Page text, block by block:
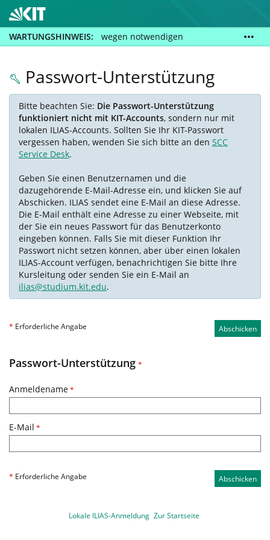
WARTUNGSHINWEIS:
wegen notwendigen
Wartungsarbeiten steht Ihnen diese Plattform am
19:15 Uhr nicht zur Verfügung!
Passwort-Unterstützung
Bitte beachten Sie: Die Passwort-Unterstützung
funktioniert nicht mit KIT-Accounts, sondern nur mit
lokalen ILIAS-Accounts. Sollten Sie Ihr KIT-Passwort
vergessen haben, wenden Sie sich bitte an den SCC
Service Desk.
Geben Sie einen Benutzernamen und die
dazugehörende E-Mail-Adresse ein, und klicken Sie auf
Abschicken. ILIAS sendet eine E-Mail an diese Adresse.
Die E-Mail enthält eine Adresse zu einer Webseite, mit
der Sie ein neues Passwort für das Benutzerkonto
eingeben können. Falls Sie mit dieser Funktion Ihr
Passwort nicht setzen können, aber über einen lokalen
ILIAS-Account verfügen, benachrichtigen Sie bitte Ihre
Kursleitung oder senden Sie ein E-Mail an
ilias@studium.kit.edu.
Abschicken
* Erforderliche Angabe
Passwort-Unterstützung *
Anmeldename*
E-Mail *
* Erforderliche Angabe Abschicken
Lokale ILIAS-Anmeldung Zur Startseite